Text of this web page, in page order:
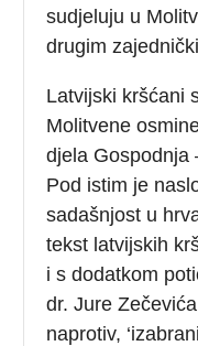
sudjeluju u
drugim
Latvijski kršćani
Molitvene
djela Gospodnja
Pod istim je
sadašnjost u
tekst latvijskih
i s dodatkom
dr. Jure
naprotiv,